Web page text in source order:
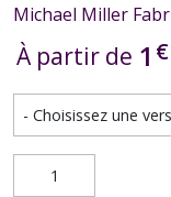
Michael Miller
À partir de 1 €